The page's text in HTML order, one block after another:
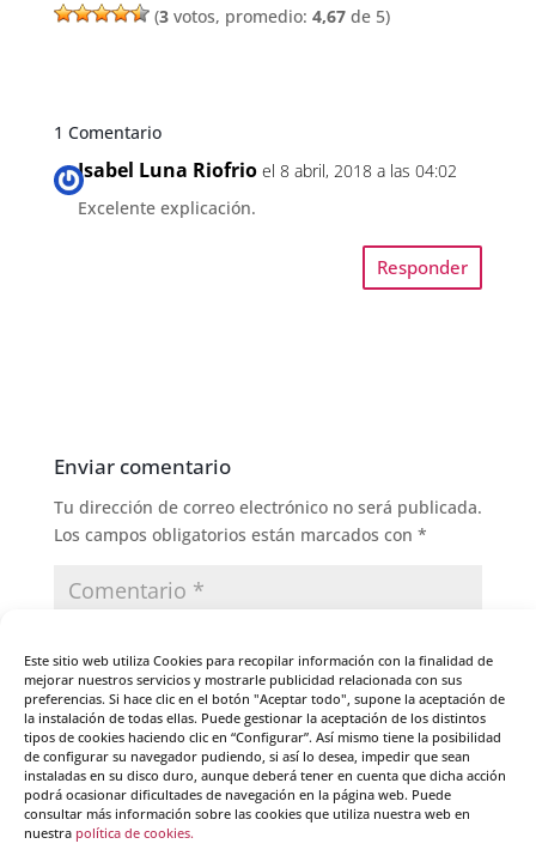
Este sitio web utiliza Cookies para recopilar información con la finalidad de
mejorar nuestros servicios y mostrarle publicidad relacionada con sus
preferencias. Si hace clic en el botón "Aceptar todo", supone la aceptación de
la instalación de todas ellas. Puede gestionar la aceptación de los distintos
tipos de cookies haciendo clic en “Configurar”. Así mismo tiene la posibilidad
de configurar su navegador pudiendo, si así lo desea, impedir que sean
instaladas en su disco duro, aunque deberá tener en cuenta que dicha acción
podrá ocasionar dificultades de navegación en la página web. Puede
consultar más información sobre las cookies que utiliza nuestra web en
nuestra política de cookies.
(3votos, promedio: 4,67de 5)
1 Comentario
Isabel Luna Riofrio el 8 abril, 2018 a las 04:02
Excelente explicación.
Responder
Enviar comentario
Tu dirección de correo electrónico no será publicada.
Los campos obligatorios están marcados con *